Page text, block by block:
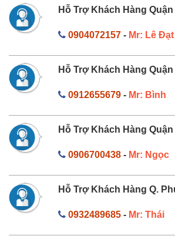
Hỗ Trợ Khách Hàng Quận
0904072157- Mr: Lê Đạt
Hỗ Trợ Khách Hàng Quận
0912655679- Mr: Bình
Hỗ Trợ Khách Hàng Quận
0906700438- Mr: Ngọc
Hỗ Trợ Khách Hàng Q.
0932489685- Mr: Thái